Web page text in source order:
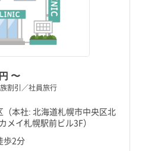
〜
割引／社員旅行
（本社: 北海道札幌市中央区北
メイ札幌駅前ビル3F）
歩2分